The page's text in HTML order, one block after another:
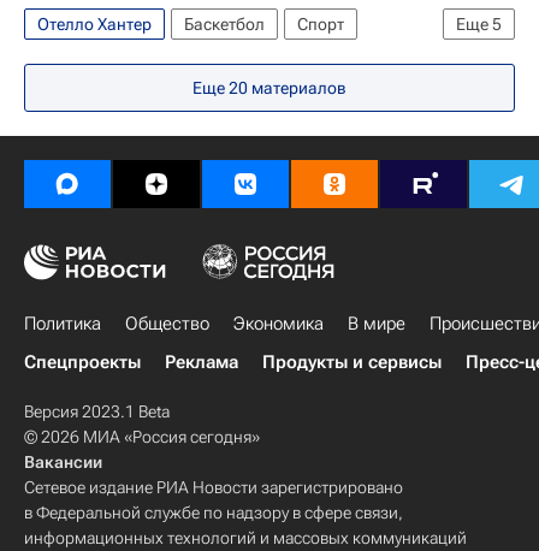
Еще5
Отелло Хантер Баскетбол
Спорт
Химки
Олимпиакос (Пирей)
Алексей Швед
Еще20 материалов
Политика Общество Экономика В мире
Спецпроекты
Реклама Продукты и сервисы Пресс-
Версия 2023.1 Beta
© 2026 МИА «Россия сегодня»
Вакансии
Сетевое издание РИА Новости зарегистрировано
в Федеральной службе по надзору в сфере связи,
информационных технологий и массовых коммуникаций